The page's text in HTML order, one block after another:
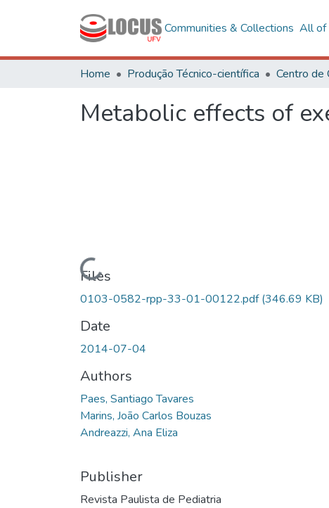
Communities & Collections All of
Home Produção Técnico-científica
Metabolic effects of
Loading...
Files
0103-0582-rpp-33-01-00122.pdf(346.69 KB)
Date
2014-07-04
Authors
Paes, Santiago Tavares
Marins, João Carlos Bouzas
Andreazzi, Ana Eliza
Publisher
Revista Paulista de Pediatria